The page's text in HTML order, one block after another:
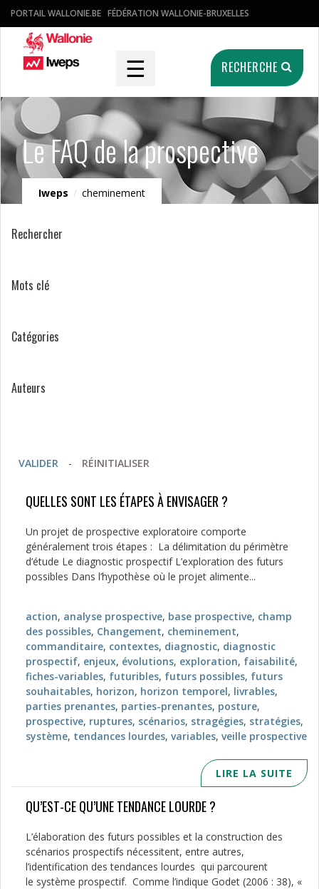
PORTAIL WALLONIE.BE FÉDÉRATION WALLONIE-BRUXELLES
☰ RECHERCHE
Le FAQ de la prospective
Iweps / cheminement
Rechercher
Mots clé
Catégories
Auteurs
VALIDER - RÉINITIALISER
QUELLES SONT LES ÉTAPES À ENVISAGER ?
Un projet de prospective exploratoire comporte
généralement trois étapes : La délimitation du périmètre
d’étude Le diagnostic prospectif L’exploration des futurs
possibles Dans l’hypothèse où le projet alimente...
action, analyse prospective, base prospective, champ
des possibles, Changement, cheminement,
commanditaire, contextes, diagnostic, diagnostic
prospectif, enjeux, évolutions, exploration, faisabilité,
fiches-variables, futuribles, futurs possibles, futurs
souhaitables, horizon, horizon temporel, livrables,
parties prenantes, parties-prenantes, posture,
prospective, ruptures, scénarios, stragégies, stratégies,
système, tendances lourdes, variables, veille prospective
LIRE LA SUITE
QU’EST-CE QU’UNE TENDANCE LOURDE ?
L’élaboration des futurs possibles et la construction des
scénarios prospectifs nécessitent, entre autres,
l’identification des tendances lourdes qui parcourent
le système prospectif. Comme l’indique Godet (2006 : 38), «